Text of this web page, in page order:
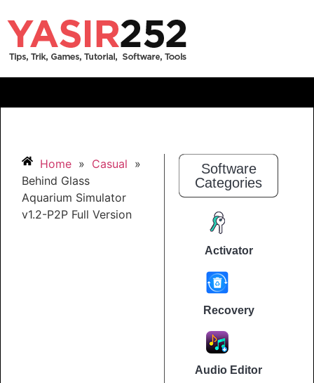
Home » Casual »
Behind Glass
Aquarium Simulator
v1.2-P2P Full Version
Software
Categories
Activator
Recovery
Audio Editor